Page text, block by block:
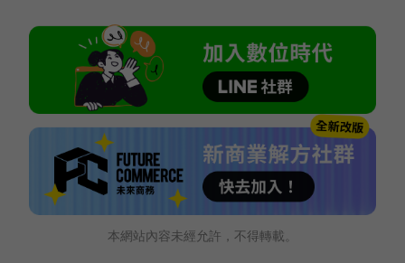
本網站內容未經允許，不得轉載。